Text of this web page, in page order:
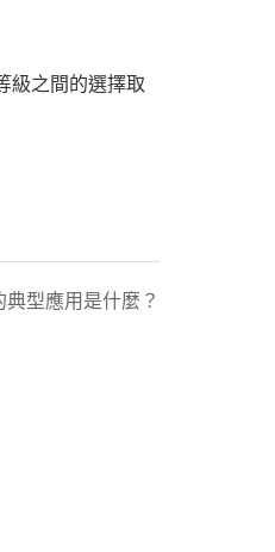
級之間的選擇取
型應用是什麼？